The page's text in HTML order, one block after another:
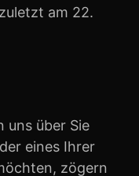
am 22.
uns über Sie
eines Ihrer
zögern